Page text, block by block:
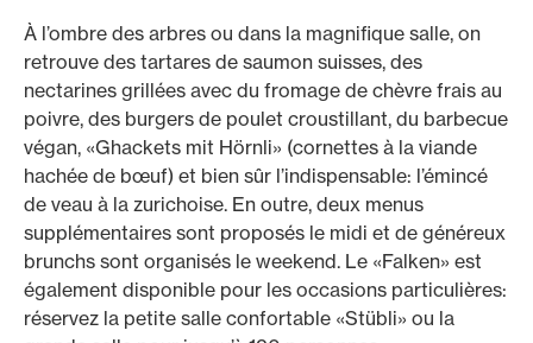
À l’ombre des arbres ou dans la magnifique salle, on
retrouve des tartares de saumon suisses, des
nectarines grillées avec du fromage de chèvre frais au
poivre, des burgers de poulet croustillant, du barbecue
végan, «Ghackets mit Hörnli» (cornettes à la viande
hachée de bœuf) et bien sûr l’indispensable: l’émincé
de veau à la zurichoise. En outre, deux menus
supplémentaires sont proposés le midi et de généreux
brunchs sont organisés le weekend. Le «Falken» est
également disponible pour les occasions particulières:
réservez la petite salle confortable «Stübli» ou la